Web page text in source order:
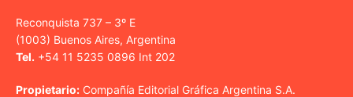
Reconquista 737 – 3º E
(1003) Buenos Aires, Argentina
Tel. +54 11 5235 0896 Int 202
Propietario: Compañía Editorial Gráfica Argentina S.A.